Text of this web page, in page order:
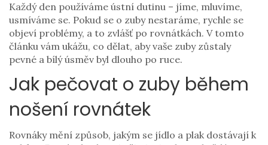
Každý den používáme ústní dutinu – jíme, mluvíme,
usmíváme se. Pokud se o zuby nestaráme, rychle se
objeví problémy, a to zvlášť po rovnátkách. V tomto
článku vám ukážu, co dělat, aby vaše zuby zůstaly
pevné a bílý úsměv byl dlouho po ruce.
Jak pečovat o zuby během
nošení rovnátek
Rovnáky mění způsob, jakým se jídlo a plak dostávají k